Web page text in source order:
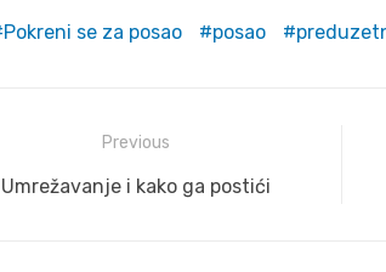
Pokreni se za posao posao
Previous
Previous
Umrežavanje i kako ga postići